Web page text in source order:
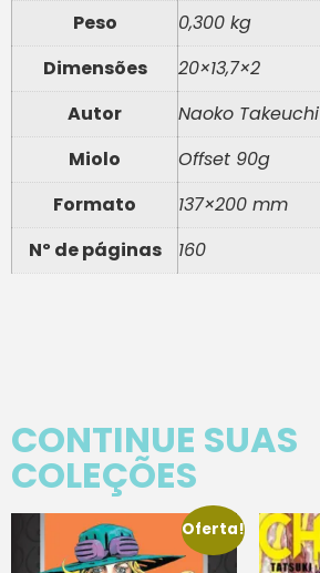
Peso
0,300 kg
Dimensões
20×13,7×2
Autor
Naoko Takeuchi
Miolo
Offset 90g
Formato
137×200 mm
Nº de páginas
160
CONTINUE SUAS
COLEÇÕES
Oferta!